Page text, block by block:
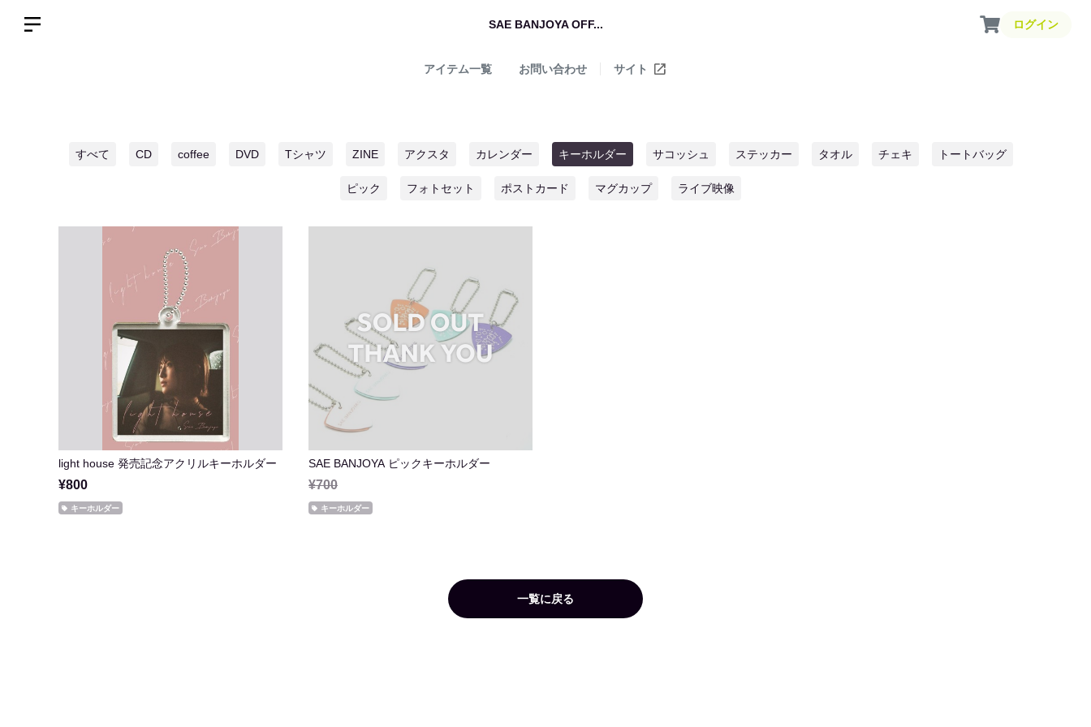
SAE BANJOYA OFF... ログイン
アイテム一覧 お問い合わせ サイト
すべて CD coffee DVD Tシャツ ZINE アクスタ カレンダー キーホルダー サコッシュ ステッカー タオル チェキ トートバッグ
ピック フォトセット ポストカード マグカップ ライブ映像
light house 発売記念アクリルキーホルダー
¥800
キーホルダー
SAE BANJOYA ピックキーホルダー
¥700
キーホルダー
一覧に戻る